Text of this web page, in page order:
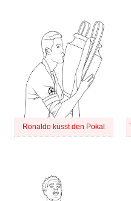
Ronaldo küsst den Pokal